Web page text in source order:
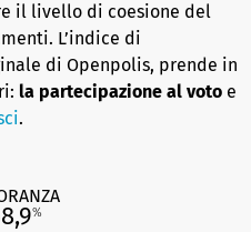
il livello di coesione del
L’indice di
di Openpolis, prende in
la partecipazione al voto e
.
%